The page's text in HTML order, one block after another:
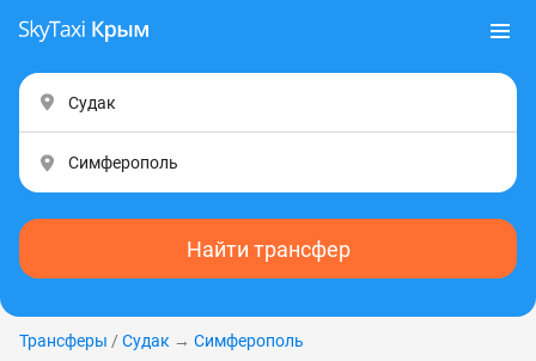
Найти трансфер
Трансферы / Судак → Симферополь